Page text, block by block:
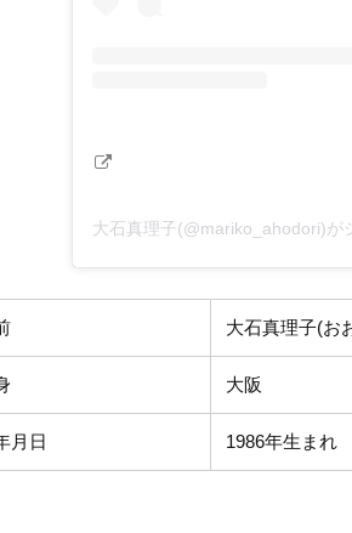
大石真理子(@mariko_ahodori)が
大石真理子(お
大阪
月日 1986年生まれ